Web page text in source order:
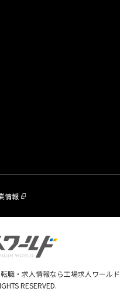
情報
職・求人情報なら工場求人ワールド
RESERVED.